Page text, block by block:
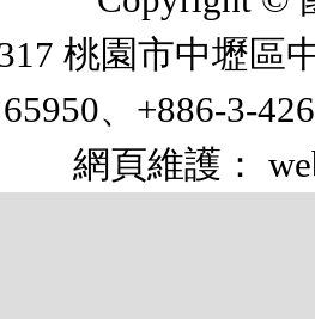
桃園市中壢區
、+886-3-
網頁維護：